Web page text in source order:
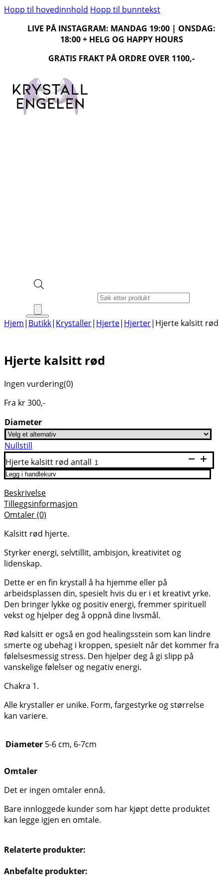
Hopp til hovedinnhold Hopp til bunntekst
LIVE PÅ INSTAGRAM: MANDAG 19:00 | ONSDAG:
18:00 + HELG OG HAPPY HOURS
GRATIS FRAKT PÅ ORDRE OVER 1100,-
Hjem| Butikk| Krystaller| Hjerte| Hjerter| Hjerte kalsitt rød
Hjerte kalsitt rød
Ingen vurdering(0)
Fra kr300,-
Diameter
Nullstill
Hjerte kalsitt rød antall
Legg i handlekurv
Beskrivelse
Tilleggsinformasjon
Omtaler (0)
Kalsitt rød hjerte.
Styrker energi, selvtillit, ambisjon, kreativitet og
lidenskap.
Dette er en fin krystall å ha hjemme eller på
arbeidsplassen din, spesielt hvis du er i et kreativt yrke.
Den bringer lykke og positiv energi, fremmer spirituell
vekst og hjelper deg å oppnå dine livsmål.
Rød kalsitt er også en god healingsstein som kan lindre
smerte og ubehag i kroppen, spesielt når det kommer fra
følelsesmessig stress. Den hjelper deg å gi slipp på
vanskelige følelser og negativ energi.
Chakra 1.
Alle krystaller er unike. Form, fargestyrke og størrelse
kan variere.
Diameter 5-6 cm, 6-7cm
Omtaler
Det er ingen omtaler ennå.
Bare innloggede kunder som har kjøpt dette produktet
kan legge igjen en omtale.
Relaterte produkter:
Anbefalte produkter: